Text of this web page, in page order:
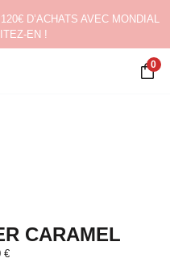
D’ACHATS AVEC MONDIAL
EN !
0
CARAMEL
€